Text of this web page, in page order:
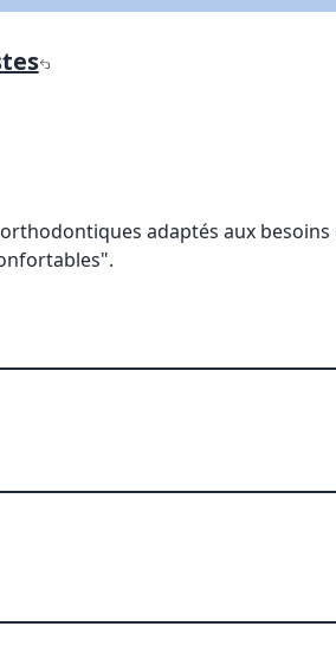
adaptés aux besoins
courriel)